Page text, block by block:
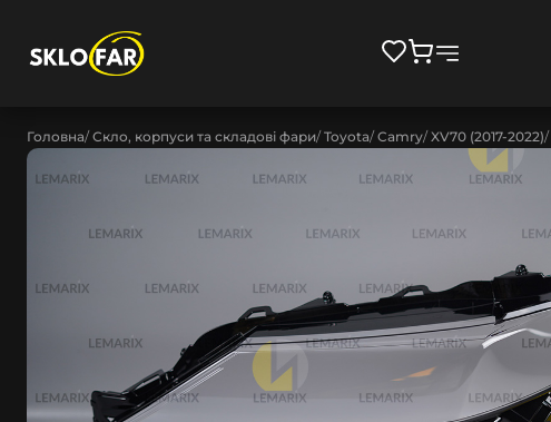
Головна Скло, корпуси та складові фари Toyota Camry XV70 (2017-2022)